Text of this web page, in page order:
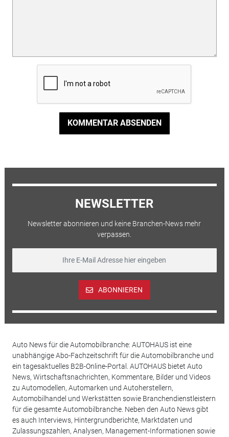
KOMMENTAR ABSENDEN
NEWSLETTER
Newsletter abonnieren und keine Branchen-News mehr
verpassen.
ABONNIEREN
Auto News für die Automobilbranche: AUTOHAUS ist eine
unabhängige Abo-Fachzeitschrift für die Automobilbranche und
ein tagesaktuelles B2B-Online-Portal. AUTOHAUS bietet Auto
News, Wirtschaftsnachrichten, Kommentare, Bilder und Videos
zu Automodellen, Automarken und Autoherstellern,
Automobilhandel und Werkstätten sowie Branchendienstleistern
für die gesamte Automobilbranche. Neben den Auto News gibt
es auch Interviews, Hintergrundberichte, Marktdaten und
Zulassungszahlen, Analysen, Management-Informationen sowie